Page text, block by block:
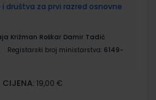
društva za prvi razred osnovne
Križman Roškar Damir Tadić
Registarski broj ministarstva: 6149-
CIJENA: 19,00 €